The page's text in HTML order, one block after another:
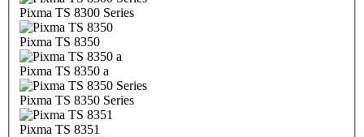
Pixma TS 8300 Series
Pixma TS 8350
Pixma TS 8350 a
Pixma TS 8350 Series
Pixma TS 8351